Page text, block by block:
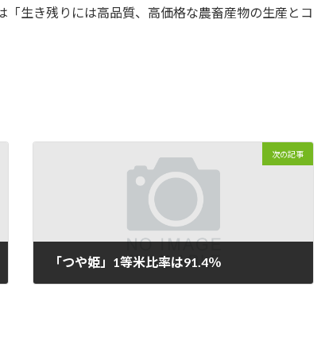
生き残りには高品質、高価格な農畜産物の生産とコ
次の記事
「つや姫」1等米比率は91.4％